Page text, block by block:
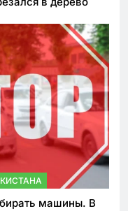
машины. В